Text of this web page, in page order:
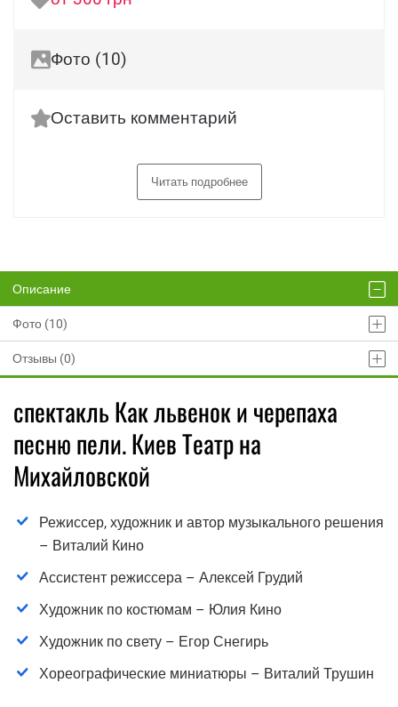
Фото (10)
Оставить комментарий
Читать подробнее
Описание
Фото (10)
Отзывы (0)
спектакль Как львенок и черепаха
песню пели. Киев Театр на
Михайловской
Режиссер, художник и автор музыкального решения
– Виталий Кино
Ассистент режиссера – Алексей Грудий
Художник по костюмам – Юлия Кино
Художник по свету – Егор Снегирь
Хореографические миниатюры – Виталий Трушин